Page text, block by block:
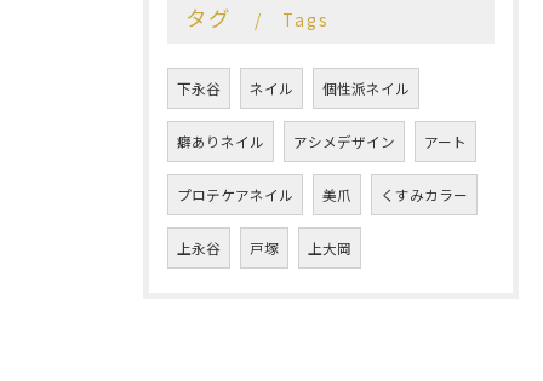
タグ Tags
下永谷 ネイル 個性派ネイル
癖ありネイル アシメデザイン アート
プロテケアネイル 美爪 くすみカラー
上永谷 戸塚 上大岡